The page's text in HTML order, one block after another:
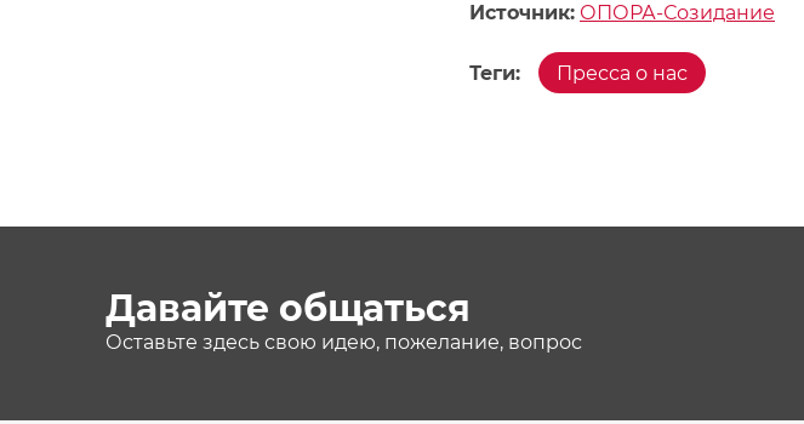
Источник: ОПОРА-Созидание
Теги: Пресса о нас
Давайте общаться
Оставьте здесь свою идею, пожелание, вопрос